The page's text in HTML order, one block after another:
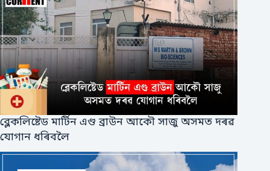
ব্লেকলিষ্টেড মাৰ্টিন এণ্ড ব্ৰাউন আকৌ সাজু অসমত দৰৱ
যোগান ধৰিবলৈ